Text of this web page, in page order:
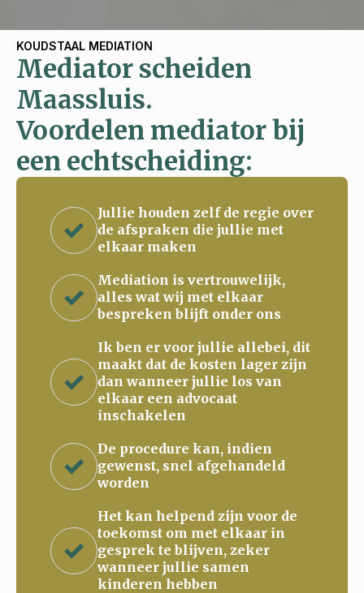
KOUDSTAAL MEDIATION
Mediator scheiden
Maassluis.
Voordelen mediator bij
een echtscheiding:
Jullie houden zelf de regie over
de afspraken die jullie met
elkaar maken
Mediation is vertrouwelijk,
alles wat wij met elkaar
bespreken blijft onder ons
Ik ben er voor jullie allebei, dit
maakt dat de kosten lager zijn
dan wanneer jullie los van
elkaar een advocaat
inschakelen
De procedure kan, indien
gewenst, snel afgehandeld
worden
Het kan helpend zijn voor de
toekomst om met elkaar in
gesprek te blijven, zeker
wanneer jullie samen
kinderen hebben